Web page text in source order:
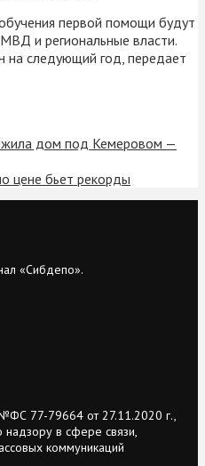
первой помощи будут
и региональные власти.
на следующий год, передает
дом под Кемеровом —
цене бьет рекорды
«Сибдепо».
77-79664 от 27.11.2020 г.,
в сфере связи,
коммуникаций